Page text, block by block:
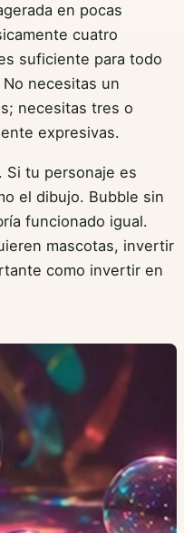
en pocas
cuatro
suficiente para todo
necesitas un
necesitas tres o
expresivas.
Si tu personaje es
el dibujo. Bubble sin
funcionado igual.
mascotas, invertir
como invertir en